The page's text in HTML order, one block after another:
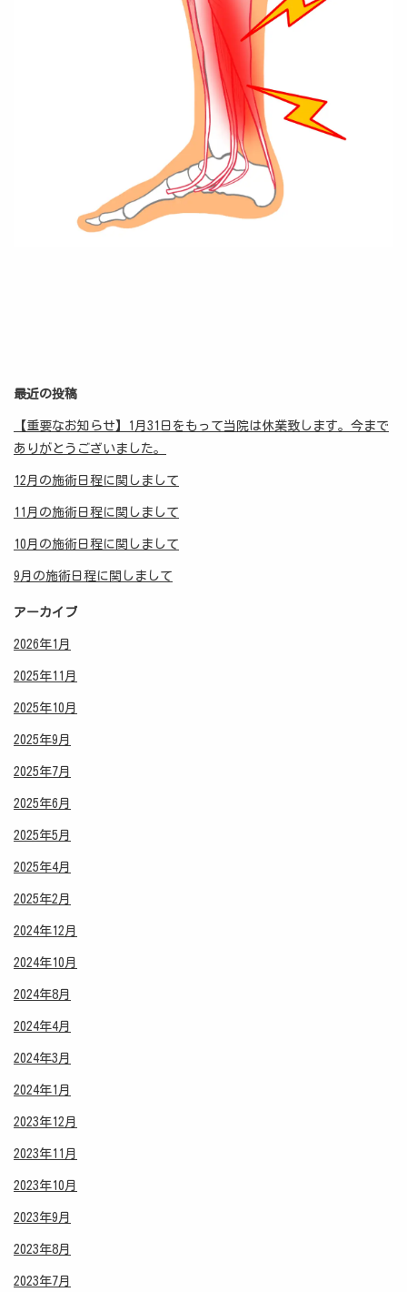
最近の投稿
【重要なお知らせ】1月31日をもって当院は休業致します。今まで
ありがとうございました。
12月の施術日程に関しまして
11月の施術日程に関しまして
10月の施術日程に関しまして
9月の施術日程に関しまして
アーカイブ
2026年1月
2025年11月
2025年10月
2025年9月
2025年7月
2025年6月
2025年5月
2025年4月
2025年2月
2024年12月
2024年10月
2024年8月
2024年4月
2024年3月
2024年1月
2023年12月
2023年11月
2023年10月
2023年9月
2023年8月
2023年7月